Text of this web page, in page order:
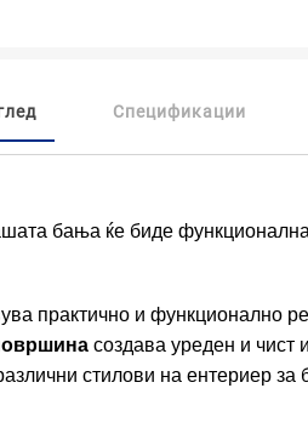
Спецификации
бања ќе биде
практично и функционално
создава уреден и чист
стилови на ентериер